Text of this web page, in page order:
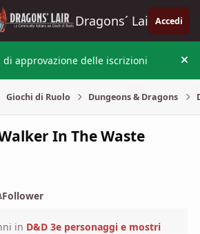
Dragons´ Lair Accedi
di approvazione delle iscrizioni
Giochi di Ruolo Dungeons & Dragons
In The Waste
Follower
in D&D 3e personaggi e mostri